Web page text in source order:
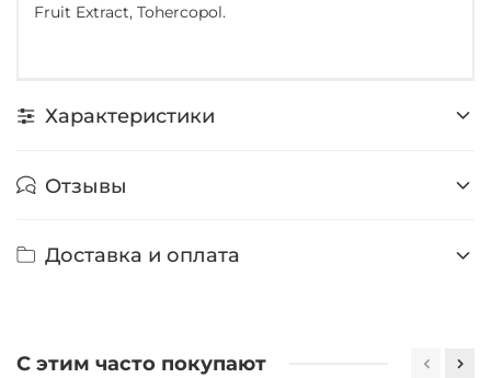
Fruit Extract, Tohercopol.
Характеристики
Отзывы
Доставка и оплата
С этим часто покупают